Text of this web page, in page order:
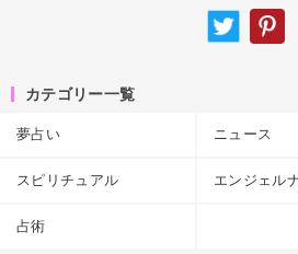
カテゴリー一覧
夢占い ニュース
スピリチュアル エンジェル
占術